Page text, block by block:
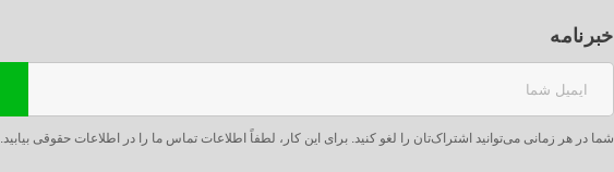
خبرنامه
شما در هر زمانی می‌توانید اشتراک‌تان را لغو کنید. برای این کار، لطفاً اطلاعات تماس ما را در اطلاعات حقوقی بیابید.